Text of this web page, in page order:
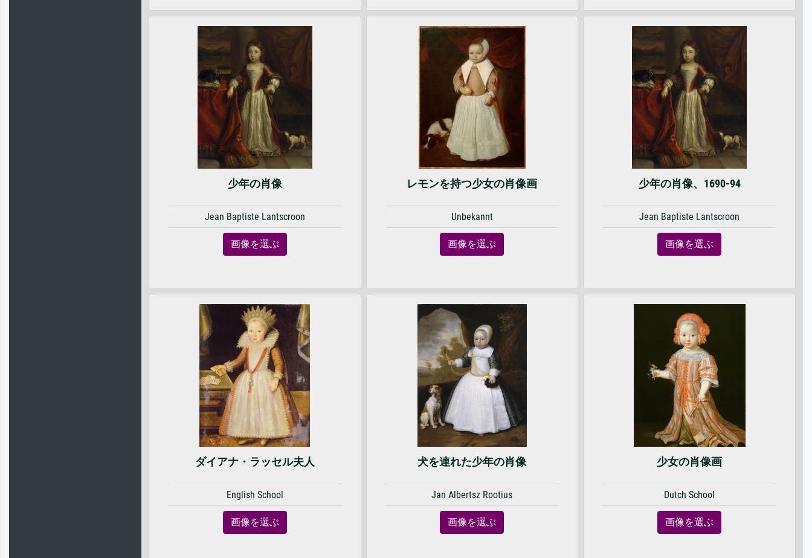
少年の肖像
Jean Baptiste Lantscroon
画像を選ぶ
レモンを持つ少女の肖像画
Unbekannt
画像を選ぶ
少年の肖像、1690-94
Jean Baptiste Lantscroon
画像を選ぶ
ダイアナ・ラッセル夫人
English School
画像を選ぶ
犬を連れた少年の肖像
Jan Albertsz Rootius
画像を選ぶ
少女の肖像画
Dutch School
画像を選ぶ